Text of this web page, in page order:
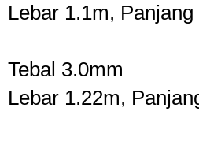
Lebar 1.1m,
Tebal 3.0mm
Lebar 1.22m,